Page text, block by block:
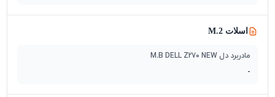
اسلات M.2
مادربرد دل M.B DELL Z270 NEW
-